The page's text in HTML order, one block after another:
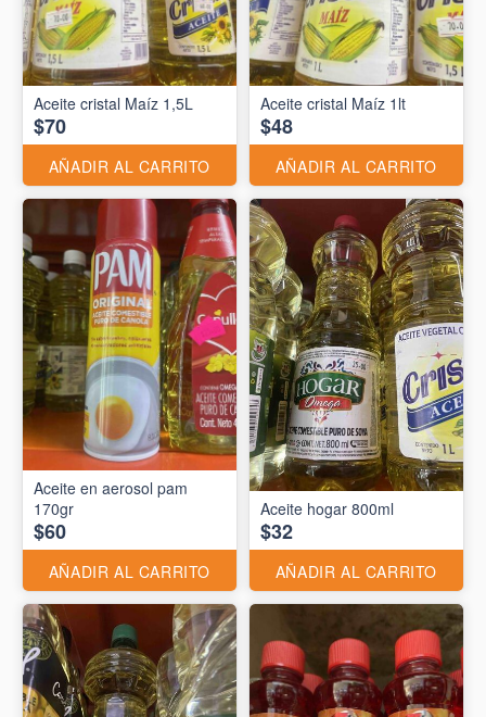
Aceite cristal Maíz 1,5L
$70
AÑADIR AL CARRITO
Aceite cristal Maíz 1lt
$48
AÑADIR AL CARRITO
Aceite en aerosol pam
170gr
$60
AÑADIR AL CARRITO
Aceite hogar 800ml
$32
AÑADIR AL CARRITO